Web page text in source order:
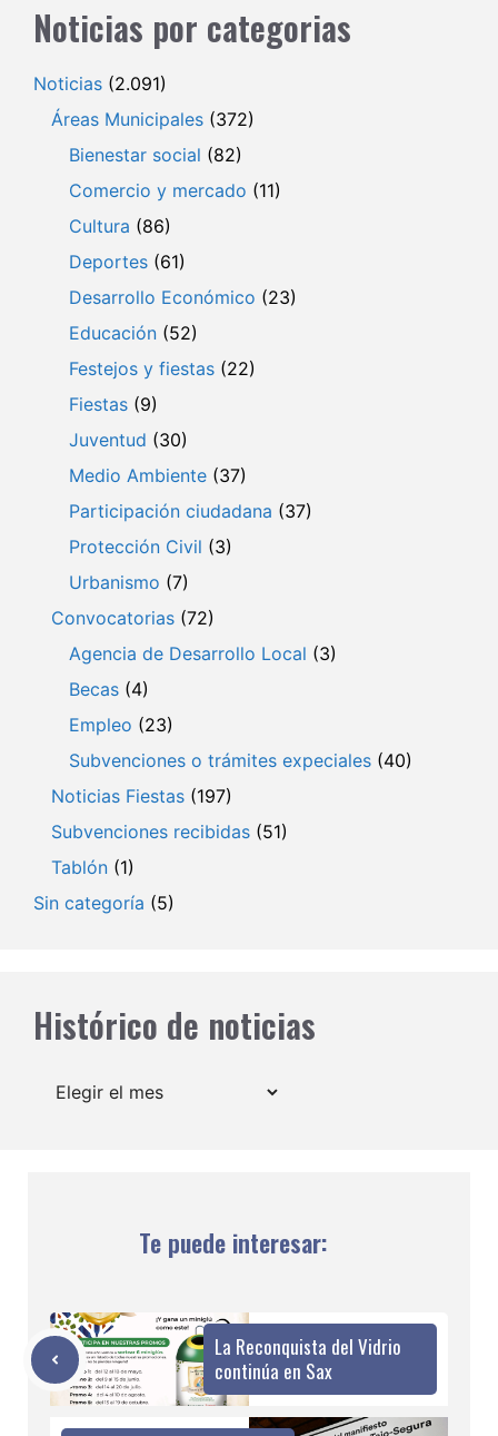
Noticias por categorias
Noticias (2.091)
Áreas Municipales (372)
Bienestar social (82)
Comercio y mercado (11)
Cultura (86)
Deportes (61)
Desarrollo Económico (23)
Educación (52)
Festejos y fiestas (22)
Fiestas (9)
Juventud (30)
Medio Ambiente (37)
Participación ciudadana (37)
Protección Civil (3)
Urbanismo (7)
Convocatorias (72)
Agencia de Desarrollo Local (3)
Becas (4)
Empleo (23)
Subvenciones o trámites expeciales (40)
Noticias Fiestas (197)
Subvenciones recibidas (51)
Tablón (1)
Sin categoría (5)
Histórico de noticias
Archivos
Te puede interesar:
La Reconquista del Vidrio
continúa en Sax